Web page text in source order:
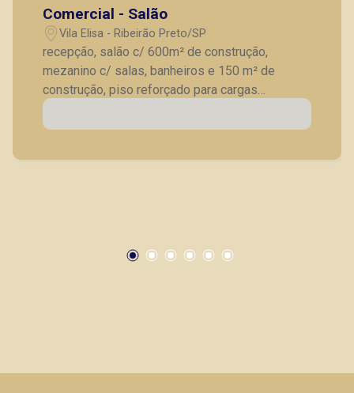
Comercial - Salão
Vila Elisa - Ribeirão Preto/SP
recepção, salão c/ 600m² de construção,
mezanino c/ salas, banheiros e 150 m² de
construção, piso reforçado para cargas
pesadas, frente recuada c/ jardim, pé direito c/
7 metros, cobertura c/ estrutura metálica.